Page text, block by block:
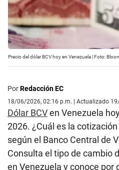
Precio del dólar BCV hoy en Venezuela | Foto:
PorRedacción EC
18/06/2026, 02:16 p.m. | Actualizado
Dólar BCVen Venezuela
2026. ¿Cuál es la
según el Banco Central de
Consulta el tipo de cambio
en Venezuela y conoce por